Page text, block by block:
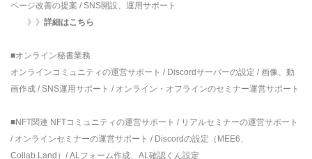
ページ改善の提案 / SNS開設、運用サポート
》》 詳細はこちら
■オンライン秘書業務
オンラインコミュニティの運営サポート / Discordサーバーの設定 / 画像、動
画作成 / SNS運用サポート / オンライン・オフラインのセミナー運営サポート
■NFT関連 NFTコミュニティの運営サポート / リアルセミナーの運営サポート
/ オンラインセミナーの運営サポート / Discordの設定（MEE6、
Collab.Land）/ ALフォーム作成、AL確認くん設定